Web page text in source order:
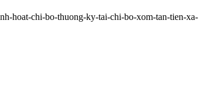
hoat-chi-bo-thuong-ky-tai-chi-bo-xom-tan-tien-xa-